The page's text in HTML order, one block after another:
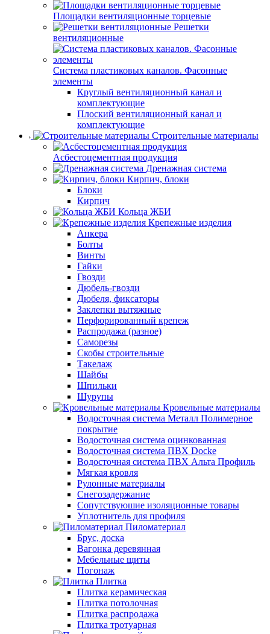
Площадки вентиляционные торцевые
Решетки
вентиляционные
Система пластиковых каналов. Фасонные
элементы
Круглый вентиляционный канал и
комплектующие
Плоский вентиляционный канал и
комплектующие
Строительные материалы
Асбестоцементная продукция
Дренажная система
Кирпич, блоки
Блоки
Кирпич
Кольца ЖБИ
Крепежные изделия
Анкера
Болты
Винты
Гайки
Гвозди
Дюбель-гвозди
Дюбеля, фиксаторы
Заклепки вытяжные
Перфорированный крепеж
Распродажа (разное)
Саморезы
Скобы строительные
Такелаж
Шайбы
Шпильки
Шурупы
Кровельные материалы
Водосточная система Металл Полимерное
покрытие
Водосточная система оцинкованная
Водосточная система ПВХ Docke
Водосточная система ПВХ Альта Профиль
Мягкая кровля
Рулонные материалы
Снегозадержание
Сопутствуюшие изоляционные товары
Уплотнитель для профиля
Пиломатериал
Брус, доска
Вагонка деревянная
Мебельные щиты
Погонаж
Плитка
Плитка керамическая
Плитка потолочная
Плитка распродажа
Плитка тротуарная